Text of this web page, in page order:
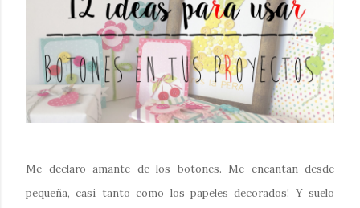
Me declaro amante de los botones. Me encantan desde
pequeña, casi tanto como los papeles decorados! Y suelo